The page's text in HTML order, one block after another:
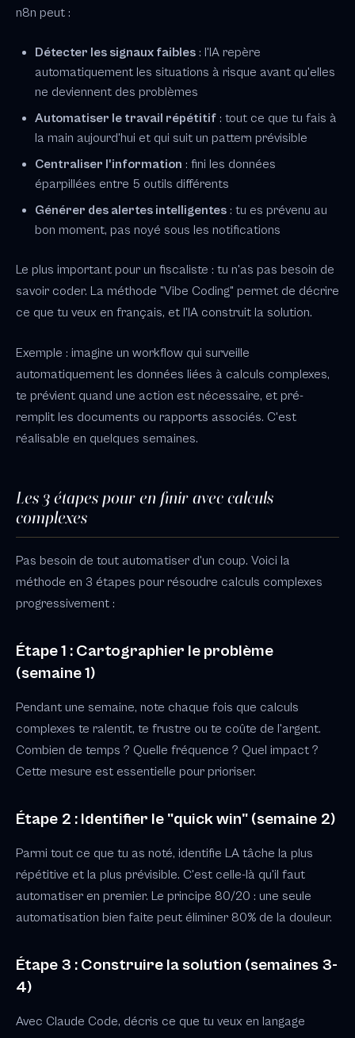
n8n peut :
Détecter les signaux faibles : l'IA repère
automatiquement les situations à risque avant qu'elles
ne deviennent des problèmes
Automatiser le travail répétitif : tout ce que tu fais à
la main aujourd'hui et qui suit un pattern prévisible
Centraliser l'information : fini les données
éparpillées entre 5 outils différents
Générer des alertes intelligentes : tu es prévenu au
bon moment, pas noyé sous les notifications
Le plus important pour un fiscaliste : tu n'as pas besoin de
savoir coder. La méthode "Vibe Coding" permet de décrire
ce que tu veux en français, et l'IA construit la solution.
Exemple : imagine un workflow qui surveille
automatiquement les données liées à calculs complexes,
te prévient quand une action est nécessaire, et pré-
remplit les documents ou rapports associés. C'est
réalisable en quelques semaines.
Les 3 étapes pour en finir avec calculs
complexes
Pas besoin de tout automatiser d'un coup. Voici la
méthode en 3 étapes pour résoudre calculs complexes
progressivement :
Étape 1 : Cartographier le problème
(semaine 1)
Pendant une semaine, note chaque fois que calculs
complexes te ralentit, te frustre ou te coûte de l'argent.
Combien de temps ? Quelle fréquence ? Quel impact ?
Cette mesure est essentielle pour prioriser.
Étape 2 : Identifier le "quick win" (semaine 2)
Parmi tout ce que tu as noté, identifie LA tâche la plus
répétitive et la plus prévisible. C'est celle-là qu'il faut
automatiser en premier. Le principe 80/20 : une seule
automatisation bien faite peut éliminer 80% de la douleur.
Étape 3 : Construire la solution (semaines 3-
4)
Avec Claude Code, décris ce que tu veux en langage